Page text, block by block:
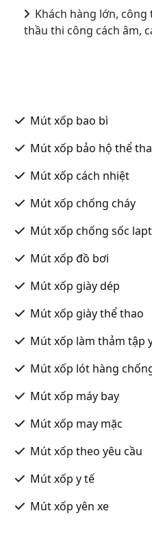
Khách hàng lớn, công
thầu thi công cách âm,
Mút xốp bao bì
Mút xốp bảo hộ thể
Mút xốp cách nhiệt
Mút xốp chống cháy
Mút xốp chống sốc
Mút xốp đồ bơi
Mút xốp giày dép
Mút xốp giày thể thao
Mút xốp làm thảm tập
Mút xốp lót hàng
Mút xốp máy bay
Mút xốp may mặc
Mút xốp theo yêu cầu
Mút xốp y tế
Mút xốp yên xe